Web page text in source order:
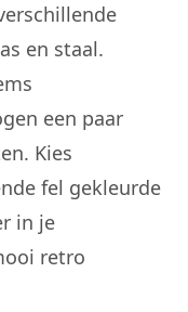
en staal.
een paar
Kies
fel gekleurde
in je
retro